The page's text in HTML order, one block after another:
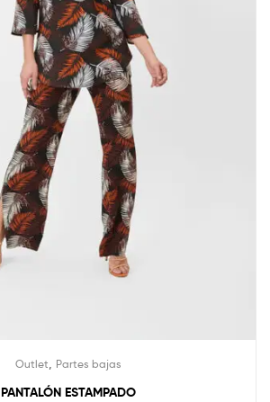
Outlet Partes bajas
PANTALÓN ESTAMPADO